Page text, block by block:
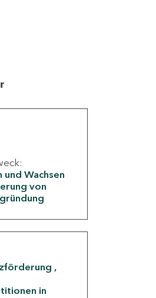
und Wachsen
von
in